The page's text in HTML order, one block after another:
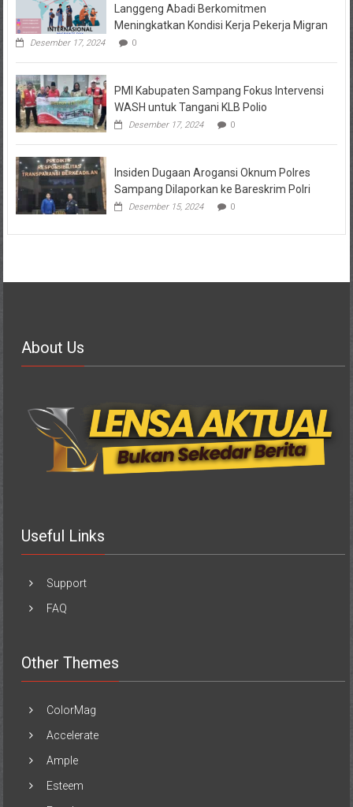
Langgeng Abadi Berkomitmen
Meningkatkan Kondisi Kerja Pekerja Migran
Desember 17, 2024 0
PMI Kabupaten Sampang Fokus Intervensi
WASH untuk Tangani KLB Polio
Desember 17, 2024 0
Insiden Dugaan Arogansi Oknum Polres
Sampang Dilaporkan ke Bareskrim Polri
Desember 15, 2024 0
About Us
Useful Links
Support
FAQ
Other Themes
ColorMag
Accelerate
Ample
Esteem